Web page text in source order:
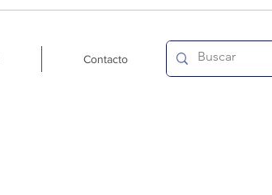
Contacto